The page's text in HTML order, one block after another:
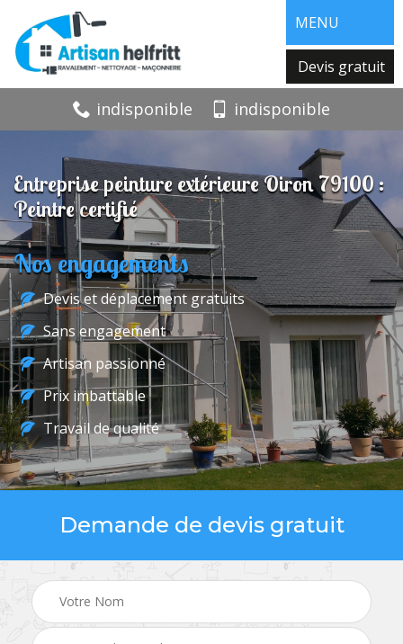
MENU
Devis gratuit
indisponible indisponible
Entreprise peinture extérieure Oiron 79100 :
Peintre certifié
Nos engagements
Devis et déplacement gratuits
Sans engagement
Artisan passionné
Prix imbattable
Travail de qualité
Demande de devis gratuit